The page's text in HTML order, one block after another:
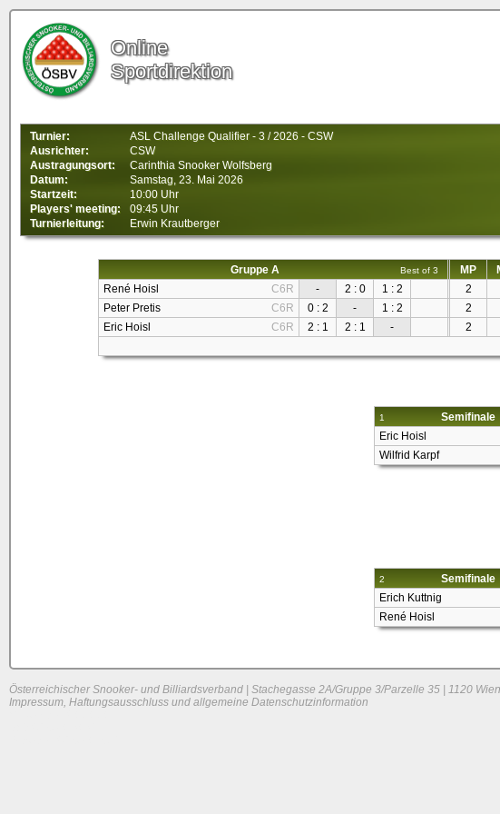
Online
Sportdirektion
Turnier:
ASL Challenge Qualifier - 3 / 2026 - CSW
Ausrichter:
CSW
Austragungsort:
Carinthia Snooker Wolfsberg
Datum:
Samstag, 23. Mai 2026
Startzeit:
10:00 Uhr
Players' meeting:
09:45 Uhr
Turnierleitung:
Erwin Krautberger
Gruppe A Best of 3 MP
René Hoisl
C6R - 2 : 0 1 : 2 2
Peter Pretis
C6R 0 : 2 - 1 : 2 2
Eric Hoisl
C6R 2 : 1 2 : 1 - 2
1 Semifinale
Eric Hoisl
Wilfrid Karpf
2 Semifinale
Erich Kuttnig
René Hoisl
Österreichischer Snooker- und Billiardsverband | Stachegasse 2A/Gruppe 3/Parzelle 35 | 1120
Impressum, Haftungsausschluss und allgemeine Datenschutzinformation